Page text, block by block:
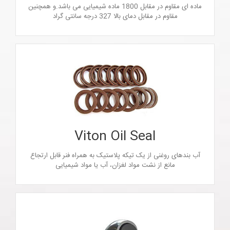
ماده ای مقاوم در مقابل 1800 ماده شیمیایی می باشد.و همچنین
مقاوم در مقابل دمای بالا 327 درجه سانتی گراد
Viton Oil Seal
آب بندهای روغنی از یک تیکه پلاستیک به همراه فنر قابل ارتجاع
مانع از نشت مواد لغزان، آب يا مواد شیمیایی
Elastomer lip) ترکیبی ماشینی است که مواد روغنی را آب بندی
می کند. آب بندهای روغنی از یک تیکه پلاستیک به همراه فنر قابل
ارتجاع که به تنهایی در درون پلاستیک بسته می شود. همچنین
هر نوع خاک به ماشین جلوگیری می کند.این نوع محصول در سایز
inch و Metric موجود می باشد.